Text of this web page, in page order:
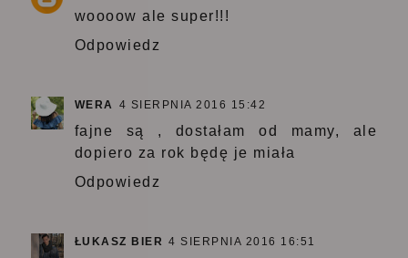
woooow ale super!!!
Odpowiedz
WERA 4 SIERPNIA 2016 15:42
fajne są , dostałam od mamy, ale
dopiero za rok będę je miała
Odpowiedz
ŁUKASZ BIER 4 SIERPNIA 2016 16:51